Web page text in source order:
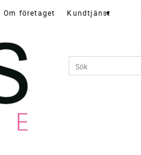
Om företaget Kundtjänst